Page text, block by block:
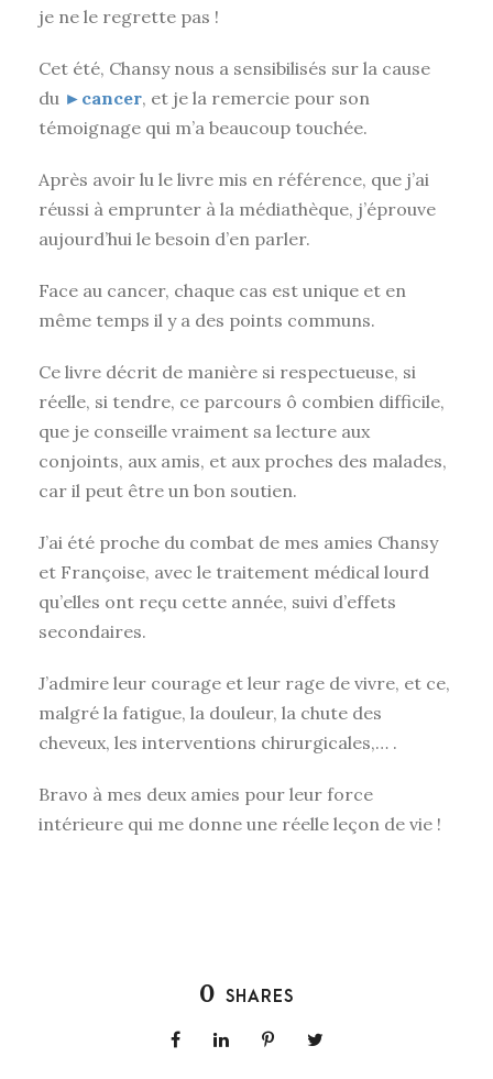
je ne le regrette pas !
Cet été, Chansy nous a sensibilisés sur la cause
du ►cancer, et je la remercie pour son
témoignage qui m’a beaucoup touchée.
Après avoir lu le livre mis en référence, que j’ai
réussi à emprunter à la médiathèque, j’éprouve
aujourd’hui le besoin d’en parler.
Face au cancer, chaque cas est unique et en
même temps il y a des points communs.
Ce livre décrit de manière si respectueuse, si
réelle, si tendre, ce parcours ô combien difficile,
que je conseille vraiment sa lecture aux
conjoints, aux amis, et aux proches des malades,
car il peut être un bon soutien.
J’ai été proche du combat de mes amies Chansy
et Françoise, avec le traitement médical lourd
qu’elles ont reçu cette année, suivi d’effets
secondaires.
J’admire leur courage et leur rage de vivre, et ce,
malgré la fatigue, la douleur, la chute des
cheveux, les interventions chirurgicales,… .
Bravo à mes deux amies pour leur force
intérieure qui me donne une réelle leçon de vie !
0 SHARES